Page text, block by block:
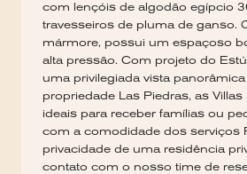
com lençóis de algodão egípcio
travesseiros de pluma de ganso.
mármore, possui um espaçoso
alta pressão. Com projeto do
uma privilegiada vista
propriedade Las Piedras, as Villas
ideais para receber famílias ou
com a comodidade dos serviços
privacidade de uma residência
contato com o nosso time de